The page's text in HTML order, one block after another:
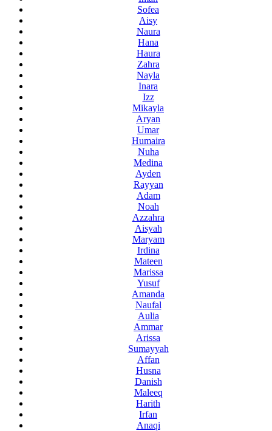
Sofea
Aisy
Naura
Hana
Haura
Zahra
Nayla
Inara
Izz
Mikayla
Aryan
Umar
Humaira
Nuha
Medina
Ayden
Rayyan
Adam
Noah
Azzahra
Aisyah
Maryam
Irdina
Mateen
Marissa
Yusuf
Amanda
Naufal
Aulia
Ammar
Arissa
Sumayyah
Affan
Husna
Danish
Maleeq
Harith
Irfan
Anaqi